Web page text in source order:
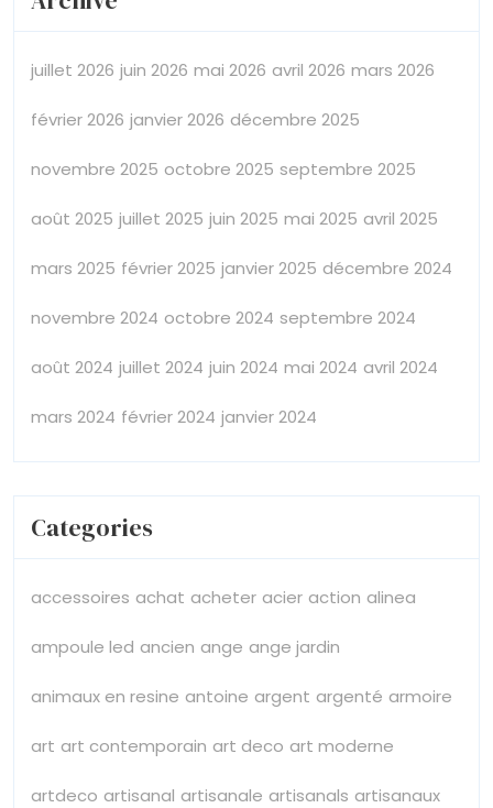
juillet 2026 juin 2026 mai 2026 avril 2026 mars 2026
février 2026 janvier 2026 décembre 2025
novembre 2025 octobre 2025 septembre 2025
août 2025 juillet 2025 juin 2025 mai 2025 avril 2025
mars 2025 février 2025 janvier 2025 décembre 2024
novembre 2024 octobre 2024 septembre 2024
août 2024 juillet 2024 juin 2024 mai 2024 avril 2024
mars 2024 février 2024 janvier 2024
Categories
accessoires achat acheter acier action alinea
ampoule led ancien ange ange jardin
animaux en resine antoine argent argenté armoire
art art contemporain art deco art moderne
artdeco artisanal artisanale artisanals artisanaux